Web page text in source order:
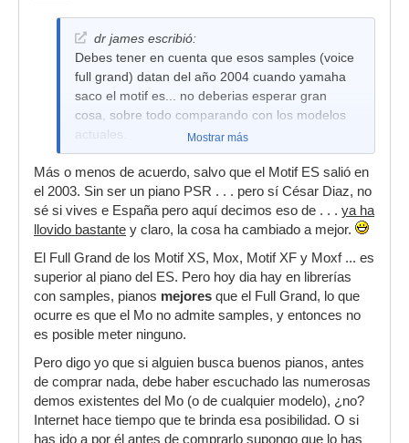
dr james escribió:
Debes tener en cuenta que esos samples (voice
full grand) datan del año 2004 cuando yamaha
saco el motif es... no deberias esperar gran
cosa, sobre todo comparando con los modelos
actuales.
Mostrar más
Más o menos de acuerdo, salvo que el Motif ES salió en
el 2003. Sin ser un piano PSR . . . pero sí César Diaz, no
sé si vives e España pero aquí decimos eso de . . . ya ha
llovido bastante y claro, la cosa ha cambiado a mejor.
El Full Grand de los Motif XS, Mox, Motif XF y Moxf ... es
superior al piano del ES. Pero hoy dia hay en librerías
con samples, pianos mejores que el Full Grand, lo que
ocurre es que el Mo no admite samples, y entonces no
es posible meter ninguno.
Pero digo yo que si alguien busca buenos pianos, antes
de comprar nada, debe haber escuchado las numerosas
demos existentes del Mo (o de cualquier modelo), ¿no?
Internet hace tiempo que te brinda esa posibilidad. O si
has ido a por él antes de comprarlo supongo que lo has